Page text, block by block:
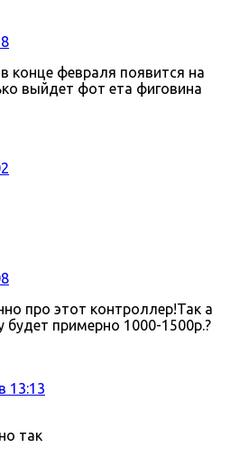
конце февраля появится на
выйдет фот ета фиговина
про этот контроллер!Так а
будет примерно 1000-1500р.?
13:13
так